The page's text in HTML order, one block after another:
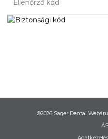
©2026 Sager Dental